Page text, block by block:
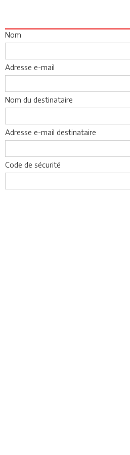
Nom
Adresse e-mail
Nom du destinataire
Adresse e-mail destinataire
Code de sécurité